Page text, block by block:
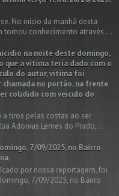
No início da manhã desta
tomou conhecimento através ...
na noite deste domingo,
que a vitima teria dado com o
do autor, vítima foi
chamada no portão, na frente
colidido com veículo do
tiros pelas costas ao ser
Adonias Lemes do Prado,...
7/09/2025, no Bairro
por nossa reportagem, foi
7/09/2025, no Bairro